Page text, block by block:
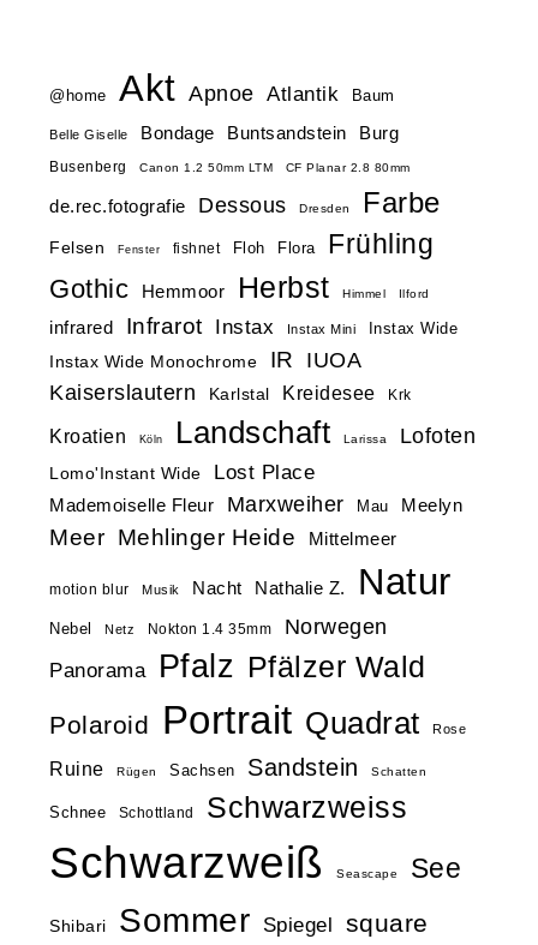
@home Akt Apnoe Atlantik Baum
Belle Giselle Bondage Buntsandstein Burg
Busenberg Canon 1.2 50mm LTM CF Planar 2.8 80mm
de.rec.fotografie Dessous Dresden Farbe
Felsen Fenster fishnet Floh Flora Frühling
Gothic Hemmoor Herbst Himmel Ilford
infrared Infrarot Instax Instax Mini
Instax Wide
Instax Wide Monochrome
IR
IUOA
Kaiserslautern
Karlstal Kreidesee Krk
Kroatien Köln Landschaft Larissa Lofoten
Lomo'Instant Wide Lost Place
Mademoiselle Fleur Marxweiher Mau Meelyn
Meer Mehlinger Heide Mittelmeer
motion blur Musik Nacht Nathalie Z. Natur
Nebel Netz Nokton 1.4 35mm Norwegen
Panorama Pfalz Pfälzer Wald
Polaroid Portrait Quadrat Rose
Ruine Rügen Sachsen Sandstein Schatten
Schnee Schottland Schwarzweiss
Schwarzweiß Seascape See
Shibari Sommer Spiegel square